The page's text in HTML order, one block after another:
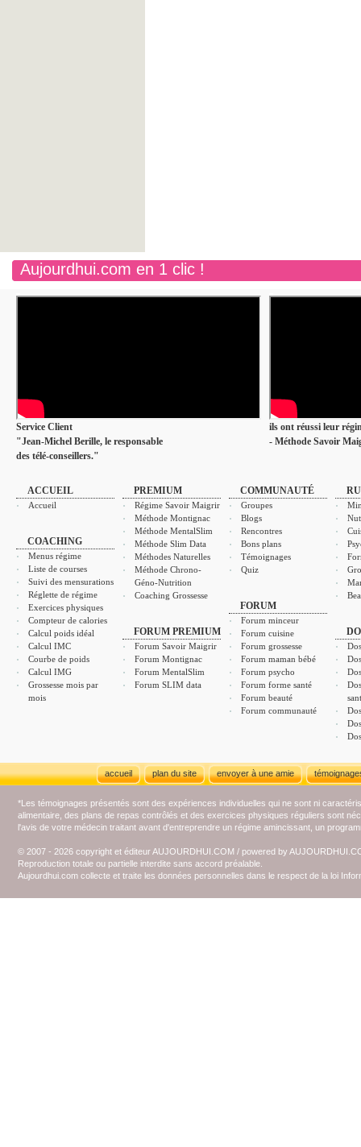
Aujourdhui.com en 1 clic !
Service Client
"Jean-Michel Berille, le responsable
des télé-conseillers."
ils ont réussi leur
- Méthode Savoir
ACCUEIL
Accueil
COACHING
Menus régime
Liste de courses
Suivi des mensurations
Réglette de régime
Exercices physiques
Compteur de calories
Calcul poids idéal
Calcul IMC
Courbe de poids
Calcul IMG
Grossesse mois par
mois
PREMIUM
Régime Savoir Maigrir
Méthode Montignac
Méthode MentalSlim
Méthode Slim Data
Méthodes Naturelles
Méthode Chrono-
Géno-Nutrition
Coaching Grossesse
FORUM PREMIUM
Forum Savoir Maigrir
Forum Montignac
Forum MentalSlim
Forum SLIM data
COMMUNAUTÉ
Groupes
Blogs
Rencontres
Bons plans
Témoignages
Quiz
FORUM
Forum minceur
Forum cuisine
Forum grossesse
Forum maman bébé
Forum psycho
Forum forme santé
Forum beauté
Forum communauté
accueil plan du site envoyer à une amie
*Les témoignages présentés sont des expériences individuelles qui ne sont ni
alimentaire, des plans de repas contrôlés et des exercices physiques réguliers sont
l'avis de votre médecin traitant avant d'entreprendre un régime amincissant, un
© 2007 - 2026 copyright et éditeur AUJOURDHUI.COM / powered by
Reproduction totale ou partielle interdite sans accord préalable.
Aujourdhui.com collecte et traite les données personnelles dans le respect de la loi